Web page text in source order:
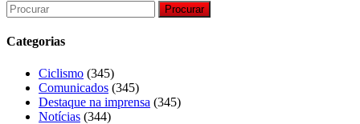
Procurar
Categorias
Ciclismo (345)
Comunicados (345)
Destaque na imprensa (345)
Notícias (344)